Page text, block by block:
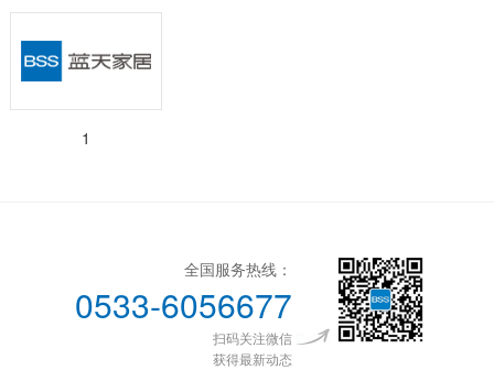
1
全国服务热线：
0533-6056677
扫码关注微信
获得最新动态